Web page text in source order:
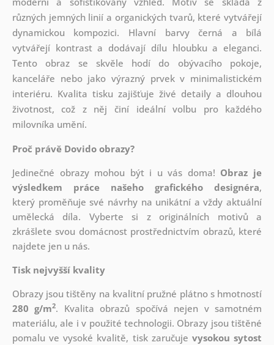
různých jemných linií a organických tvarů, které vytvářejí
dynamickou kompozici. Hlavní barvy černá a bílá
vytvářejí kontrast a dodávají dílu hloubku a eleganci.
Tento obraz se skvěle hodí do obývacího pokoje,
kanceláře nebo jako výrazný prvek v minimalistickém
interiéru. Kvalita tisku zajišťuje živé detaily a dlouhou
životnost, což z něj činí ideální volbu pro každého
milovníka umění.
Proč právě Dovido obrazy?
Jedinečné obrazy mohou být i u vás doma! Obraz je
výsledkem práce našeho grafického designéra,
který proměňuje své návrhy na unikátní a vždy aktuální
umělecká díla. Vyberte si z originálních motivů a
zkrášlete svou domácnost prostřednictvím obrazů, které
najdete jen u nás.
Tisk nejvyšší kvality
Obrazy jsou tištěny na kvalitní pružné plátno s hmotností
280 g/m2. Kvalita obrazů spočívá nejen v samotném
materiálu, ale i v použité technologii. Obrazy jsou tištěné
pomalu ve vysoké kvalitě, tisk zaručuje vysokou sytost